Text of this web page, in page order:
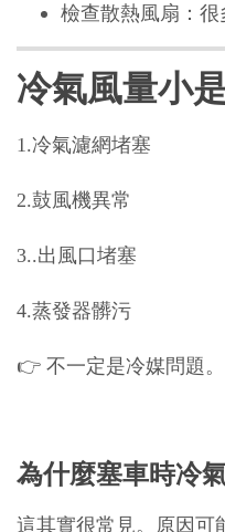
檢查散熱風扇：很
冷氣風量小
1.冷氣濾網堵塞
2.鼓風機異常
3..出風口堵塞
4.蒸發器髒污
👉 不一定是冷媒問題。
為什麼塞車時冷
這其實很常見。原因可